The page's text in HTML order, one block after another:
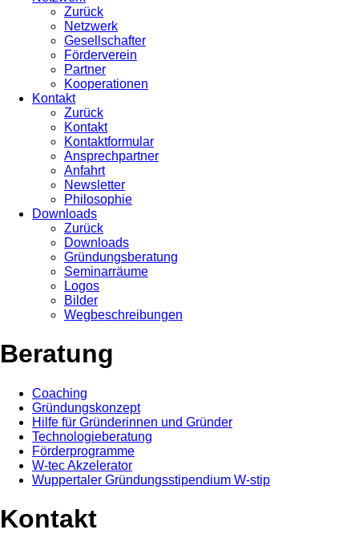
Zurück
Netzwerk
Gesellschafter
Förderverein
Partner
Kooperationen
Kontakt
Zurück
Kontakt
Kontaktformular
Ansprechpartner
Anfahrt
Newsletter
Philosophie
Downloads
Zurück
Downloads
Gründungsberatung
Seminarräume
Logos
Bilder
Wegbeschreibungen
Beratung
Coaching
Gründungskonzept
Hilfe für Gründerinnen und Gründer
Technologieberatung
Förderprogramme
W-tec Akzelerator
Wuppertaler Gründungsstipendium W-stip
Kontakt